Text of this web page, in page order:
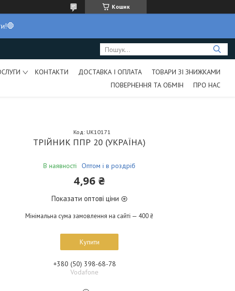
Кошик
КОНТАКТИ ДОСТАВКА І ОПЛАТА
ТОВАРИ ЗІ ЗНИЖКАМИ
ПОВЕРНЕННЯ ТА ОБМІН
ПРО НАС
ТРІЙНИК ППР 20 (УКРАЇНА)
В наявності Оптом і в роздріб
Код: UK10171
4,96 ₴
Показати оптові ціни
Мінімальна сума замовлення на сайті — 400 ₴
Купити
+380 (50) 398-68-78
Vodafone